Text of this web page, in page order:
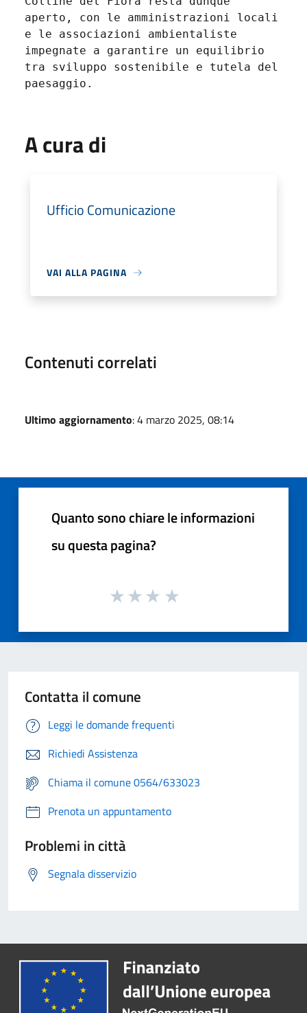
aperto, con le amministrazioni locali
e le associazioni ambientaliste
impegnate a garantire un equilibrio
tra sviluppo sostenibile e tutela del
paesaggio.
A cura di
Ufficio Comunicazione
VAI ALLA PAGINA
Contenuti correlati
Ultimo aggiornamento: 4 marzo 2025, 08:14
Quanto sono chiare le informazioni
su questa pagina?
Contatta il comune
Leggi le domande frequenti
Richiedi Assistenza
Chiama il comune 0564/633023
Prenota un appuntamento
Problemi in città
Segnala disservizio